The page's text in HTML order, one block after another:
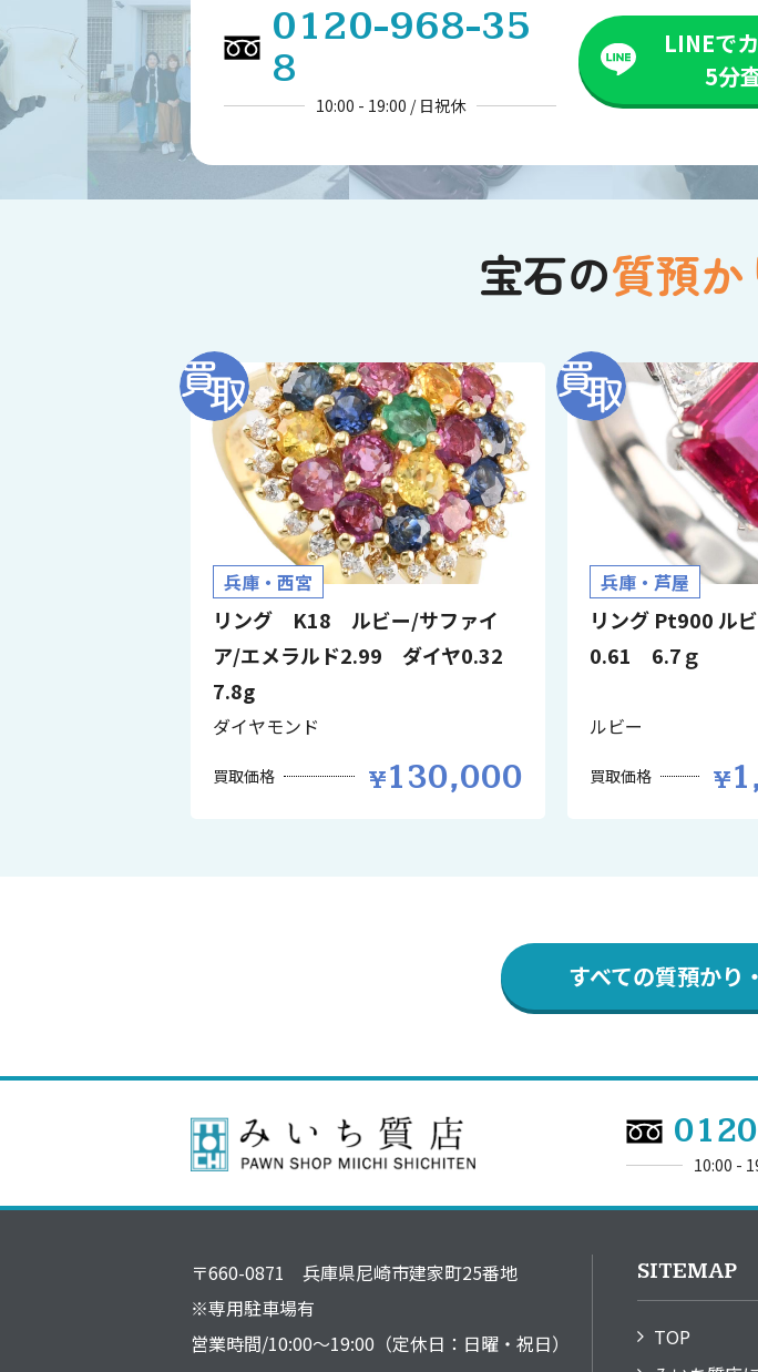
0120-968-35
8
10:00 - 19:00 / 日祝休
LINEで
5分
宝石の質預か
兵庫・西宮
リング K18 ルビー/サファイ
ア/エメラルド2.99 ダイヤ0.32
7.8g
ダイヤモンド
買取価格 130,000
兵庫・芦屋
リング Pt900 ル
0.61 6.7ｇ
ルビー
買取価格
すべての質預かり
10:00 -
〒660-0871 兵庫県尼崎市建家町25番地
※専用駐車場有
営業時間/10:00～19:00（定休日：日曜・祝日）
SITEMAP
TOP